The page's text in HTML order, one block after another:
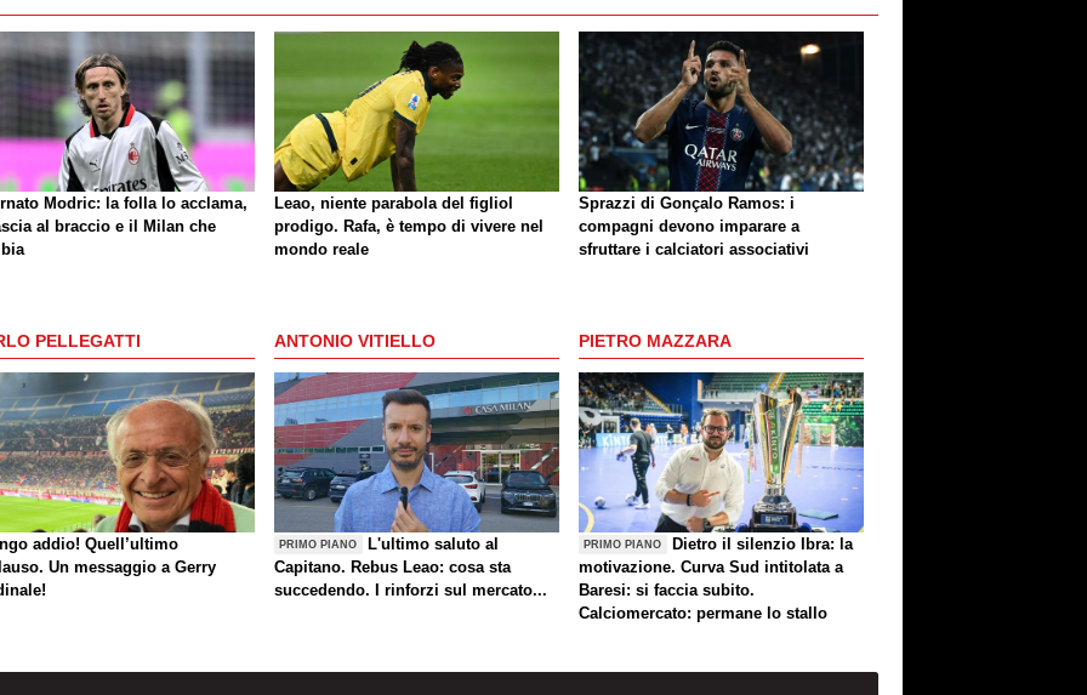
Modric: la folla lo acclama,
al braccio e il Milan che
Leao, niente parabola del figliol
prodigo. Rafa, è tempo di vivere nel
mondo reale
Sprazzi di Gonçalo Ramos: i
compagni devono imparare a
sfruttare i calciatori associativi
PELLEGATTI
addio! Quell’ultimo
Un messaggio a Gerry
ANTONIO VITIELLO
PRIMO PIANO
L'ultimo saluto al
Capitano. Rebus Leao: cosa sta
succedendo. I rinforzi sul mercato...
PIETRO MAZZARA
PRIMO PIANO
Dietro il silenzio Ibra: la
motivazione. Curva Sud intitolata a
Baresi: si faccia subito.
Calciomercato: permane lo stallo